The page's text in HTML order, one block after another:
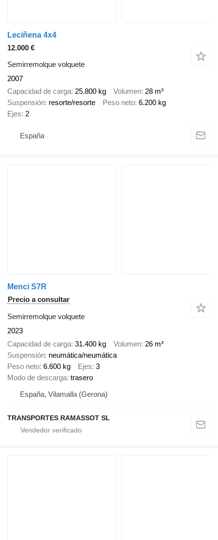
Leciñena 4x4
12.000 €
Semirremolque volquete
2007
Capacidad de carga 25.800 kg Volumen 28 m³
Suspensión resorte/resorte Peso neto 6.200 kg
Ejes 2
España
Menci S7R
Precio a consultar
Semirremolque volquete
2023
Capacidad de carga 31.400 kg Volumen 26 m³
Suspensión neumática/neumática
Peso neto 6.600 kg Ejes 3
Modo de descarga trasero
España, Vilamalla (Gerona)
TRANSPORTES RAMASSOT SL